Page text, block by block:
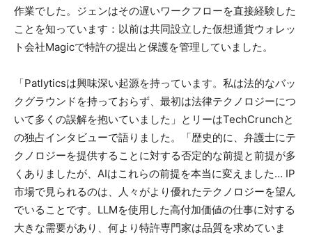
作業でした。ジェンはその遅いワークフローを直接経験した
ことを知っています：以前は共同設立した仮想通貨ウォレッ
ト会社Magicで特許の提出と保護を管理していました。
「Patlyticsは興味深い起源を持っています。私は法的なバッ
クグラウンドを持っておらず、最初は法律テクノロジーにつ
いて多くの誤解を抱いていました」とリーはTechCrunchと
の独占インタビューで語りました。「歴史的に、弁護士にテ
クノロジーを提供することに対する否定的な前提と前提が多
くありましたが、AIはこれらの前提を本当に変えました… IP
市場で見られるのは、人々がより優れたテクノロジーを望ん
でいることです。LLMを使用した高付加価値の仕事に対する
大きな需要があり、何より特許専門家は品質を求めていま